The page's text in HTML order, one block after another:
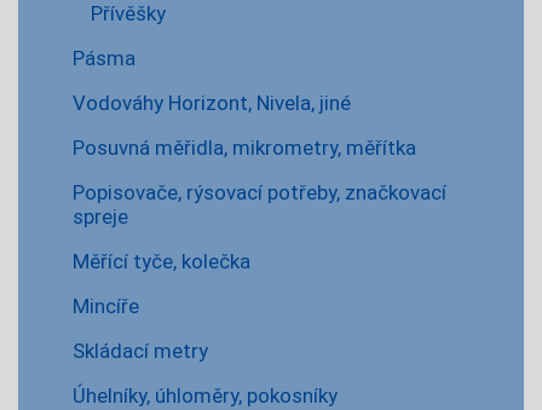
Přívěšky
Pásma
Vodováhy Horizont, Nivela, jiné
Posuvná měřidla, mikrometry, měřítka
Popisovače, rýsovací potřeby, značkovací
spreje
Měřící tyče, kolečka
Mincíře
Skládací metry
Úhelníky, úhloměry, pokosníky